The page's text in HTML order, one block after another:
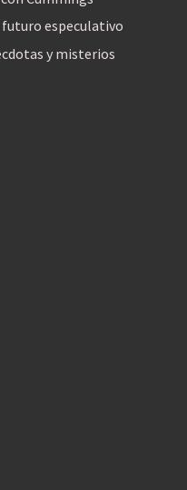
futuro especulativo
y misterios